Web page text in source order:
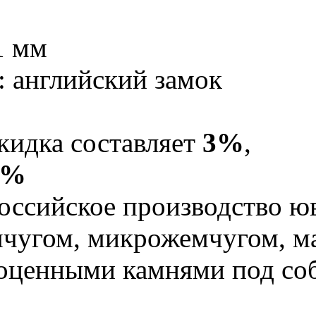
мм
английский замок
составляет 3%,
производство
микрожемчугом,
камнями под